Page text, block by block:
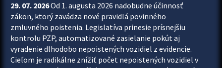
29. 07. 2026Od 1. augusta 2026 nadobudne účinnosť
zákon, ktorý zavádza nové pravidlá povinného
zmluvného poistenia. Legislatíva prinesie prísnejšiu
kontrolu PZP, automatizované zasielanie pokút aj
vyradenie dlhodobo nepoistených vozidiel z evidencie.
Cieľom je radikálne znížiť počet nepoistených vozidiel v